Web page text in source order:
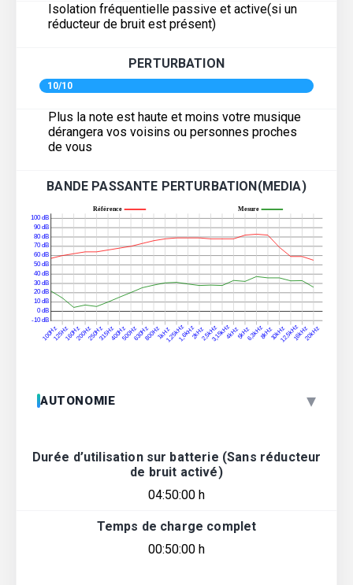
Isolation fréquentielle passive et active(si un
réducteur de bruit est présent)
PERTURBATION
10/10
Plus la note est haute et moins votre musique
dérangera vos voisins ou personnes proches
de vous
BANDE PASSANTE PERTURBATION(MEDIA)
AUTONOMIE ▾
Durée d’utilisation sur batterie (Sans réducteur
de bruit activé)
04:50:00 h
Temps de charge complet
00:50:00 h